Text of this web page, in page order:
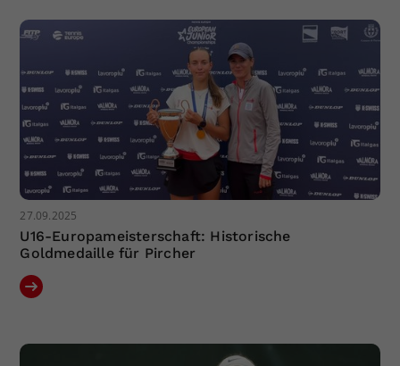
27.09.2025
U16-Europameisterschaft: Historische
Goldmedaille für Pircher